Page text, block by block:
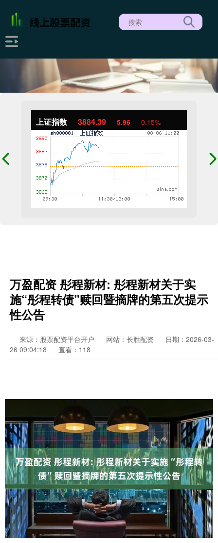
上证指数 3884.39 5.96 0.15%
万盈配资 彤程新材: 彤程新材关于实
施“彤程转债”赎回暨摘牌的第五次提示
性公告
来源：股票配资平台开户 网站：长胜配资
日期：2026-03-
26 09:04:18
查看：118